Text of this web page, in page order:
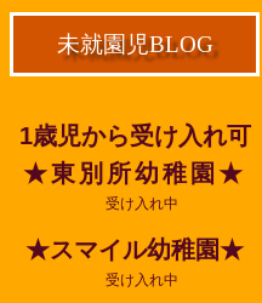
未就園児BLOG
1歳児から受け入れ可
★東別所幼稚園★
受け入れ中
★スマイル幼稚園★
受け入れ中